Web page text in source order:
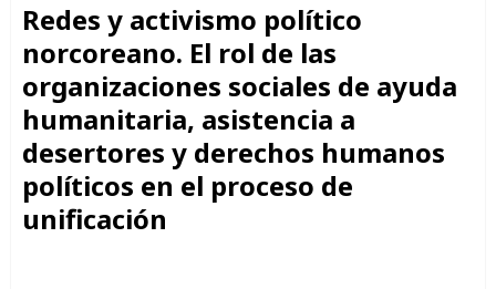
Redes y activismo político
norcoreano. El rol de las
organizaciones sociales de ayuda
humanitaria, asistencia a
desertores y derechos humanos
políticos en el proceso de
unificación